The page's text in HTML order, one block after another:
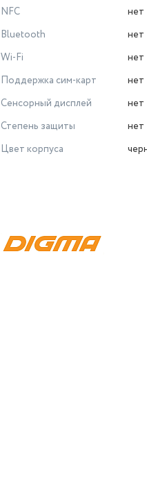
NFC
нет
Bluetooth
нет
Wi-Fi
нет
Поддержка сим-карт
нет
Сенсорный дисплей
нет
Степень защиты
нет
Цвет корпуса